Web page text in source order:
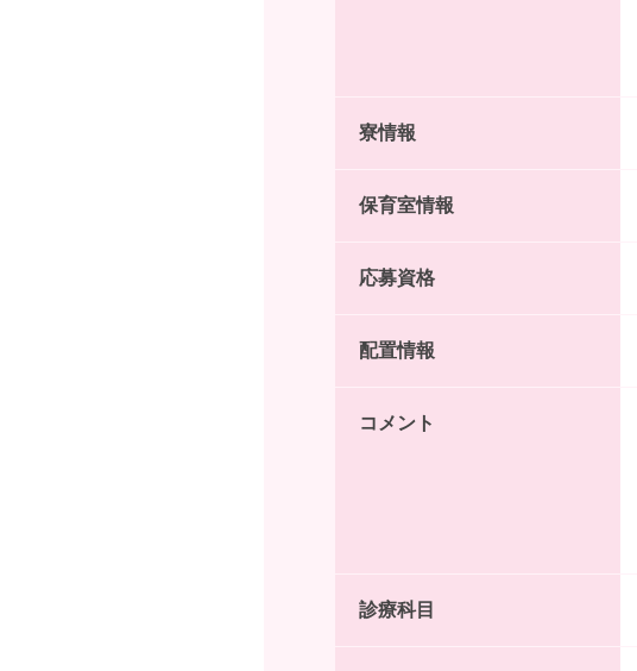
寮情報
保育室情報
応募資格
配置情報
コメント
診療科目